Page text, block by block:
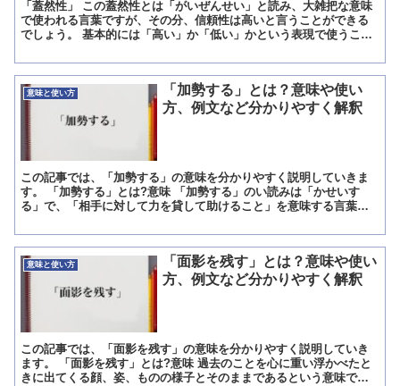
「蓋然性」 この蓋然性とは「がいぜんせい」と読み、大雑把な意味
で使われる言葉ですが、その分、信頼性は高いと言うことができる
でしょう。 基本的には「高い」か「低い」かという表現で使うこと
意味と使い方
「加勢する」とは？意味や使い
方、例文など分かりやすく解釈
この記事では、「加勢する」の意味を分かりやすく説明していきま
す。 「加勢する」とは?意味 「加勢する」のい読みは「かせいす
る」で、「相手に対して力を貸して助けること」を意味する言葉で
意味と使い方
「面影を残す」とは？意味や使い
方、例文など分かりやすく解釈
この記事では、「面影を残す」の意味を分かりやすく説明していき
ます。 「面影を残す」とは?意味 過去のことを心に重い浮かべたと
きに出てくる顔、姿、ものの様子とそのままであるという意味で